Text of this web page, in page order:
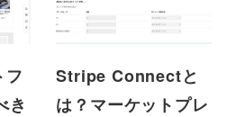
フ
き
Stripe Connectと
は？マーケットプレ